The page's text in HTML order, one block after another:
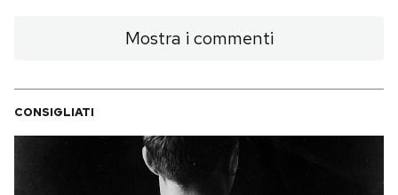
Mostra i commenti
CONSIGLIATI